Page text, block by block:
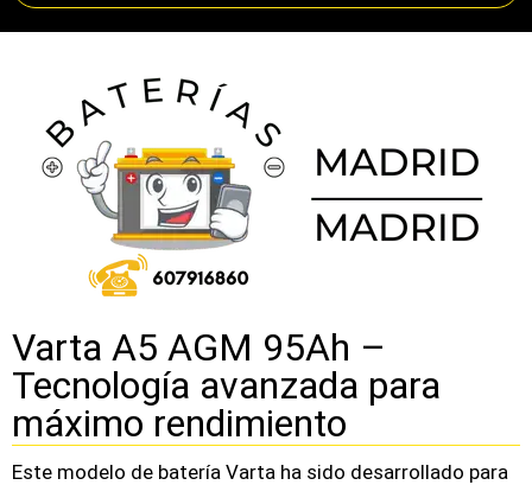
Varta A5 AGM 95Ah –
Tecnología avanzada para
máximo rendimiento
Este modelo de batería Varta ha sido desarrollado para